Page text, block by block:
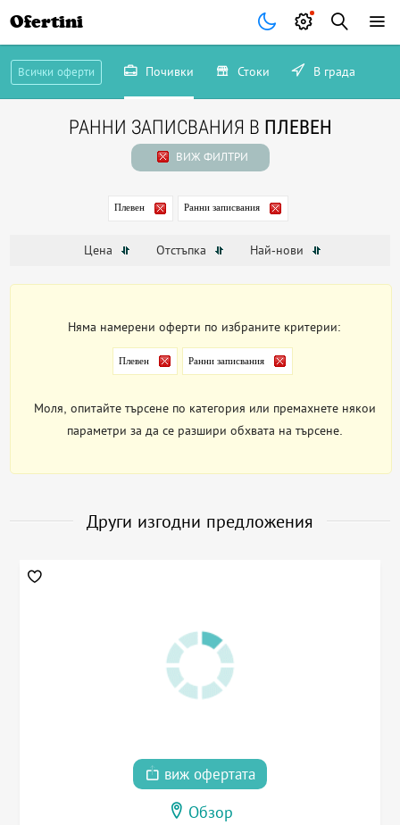
Ofertini
Всички оферти Почивки Стоки В града
РАННИ ЗАПИСВАНИЯ В ПЛЕВЕН
ВИЖ ФИЛТРИ
Плевен Ранни записвания
Цена Отстъпка Най-нови
Няма намерени оферти по избраните критерии:
Плевен Ранни записвания
Моля, опитайте търсене по категория или премахнете някои
параметри за да се разшири обхвата на търсене.
Други изгодни предложения
виж офертата
Обзор